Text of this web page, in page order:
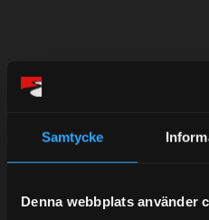
Samtycke
Denna webbplats använder
Semestertider.
Under V.27 - V.33 nås vi
Mån-Tors: 10:30-15:00